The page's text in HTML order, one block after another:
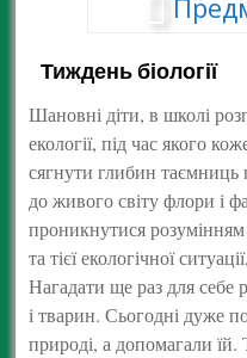
Тиждень біології
Шановні діти, в школі
екології, під час якого
сягнути глибин
до живого світу флори і
проникнутися
та тієї екологічної
Нагадати ще раз для себе
і тварин. Сьогодні дуже
природі, а допомагали